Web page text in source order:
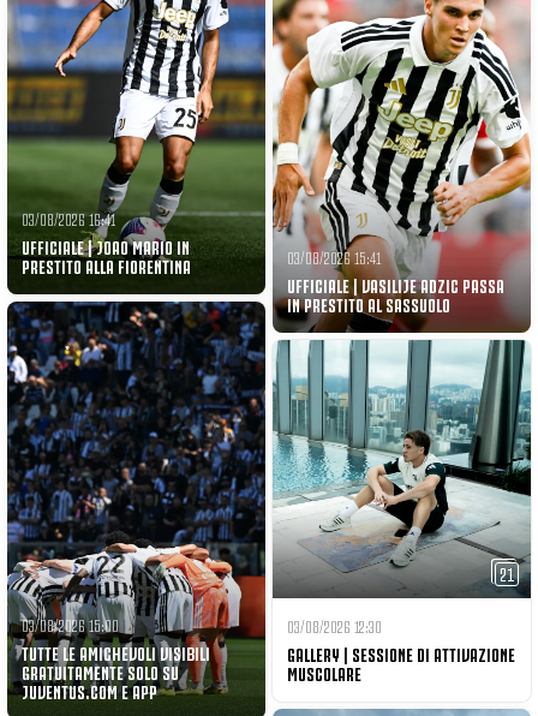
03/08/2026 16:41
UFFICIALE | JOAO MARIO IN
PRESTITO ALLA FIORENTINA
03/08/2026 15:41
UFFICIALE | VASILIJE ADZIC PASSA
IN PRESTITO AL SASSUOLO
03/08/2026 15:00
TUTTE LE AMICHEVOLI VISIBILI
GRATUITAMENTE SOLO SU
JUVENTUS.COM E APP
21
03/08/2026 12:30
GALLERY | SESSIONE DI ATTIVAZIONE
MUSCOLARE